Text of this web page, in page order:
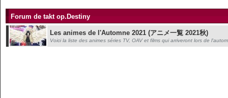
Forum de takt op.Destiny
Les animes de l'Automne 2021 (アニメ一覧 2021秋)
Voici la liste des animes séries TV, OAV et films qui arriveront lors de